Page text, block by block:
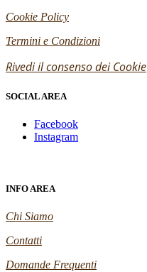
Cookie Policy
Termini e Condizioni
Rivedi il consenso dei Cookie
SOCIAL AREA
Facebook
Instagram
INFO AREA
Chi Siamo
Contatti
Domande Frequenti